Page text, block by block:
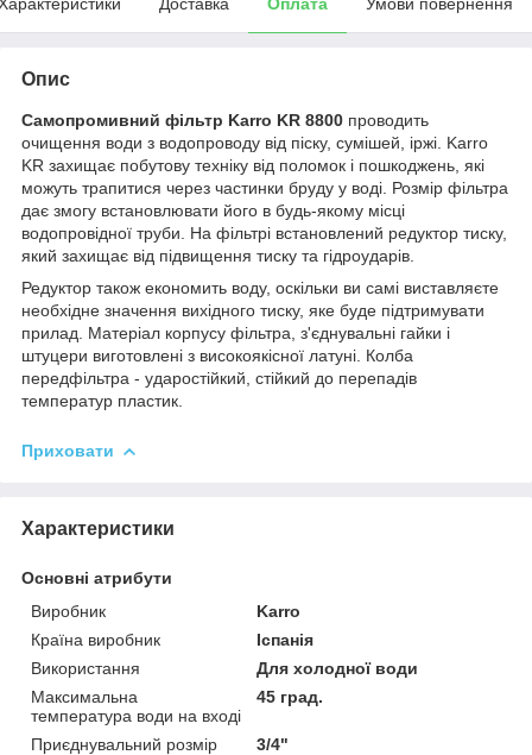
Опис
Самопромивний фільтр Karro KR 8800 проводить
очищення води з водопроводу від піску, сумішей, іржі. Karro
KR захищає побутову техніку від поломок і пошкоджень, які
можуть трапитися через частинки бруду у воді. Розмір фільтра
дає змогу встановлювати його в будь-якому місці
водопровідної труби. На фільтрі встановлений редуктор тиску,
який захищає від підвищення тиску та гідроударів.
Редуктор також економить воду, оскільки ви самі виставляєте
необхідне значення вихідного тиску, яке буде підтримувати
прилад. Матеріал корпусу фільтра, з'єднувальні гайки і
штуцери виготовлені з високоякісної латуні. Колба
передфільтра - ударостійкий, стійкий до перепадів
температур пластик.
Приховати
Характеристики
Основні атрибути
Виробник
Karro
Країна виробник
Іспанія
Використання
Для холодної води
Максимальна
температура води на вході
45 град.
Приєднувальний розмір
3/4"